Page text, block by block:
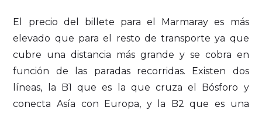
El precio del billete para el Marmaray es más
elevado que para el resto de transporte ya que
cubre una distancia más grande y se cobra en
función de las paradas recorridas. Existen dos
líneas, la B1 que es la que cruza el Bósforo y
conecta Asía con Europa, y la B2 que es una